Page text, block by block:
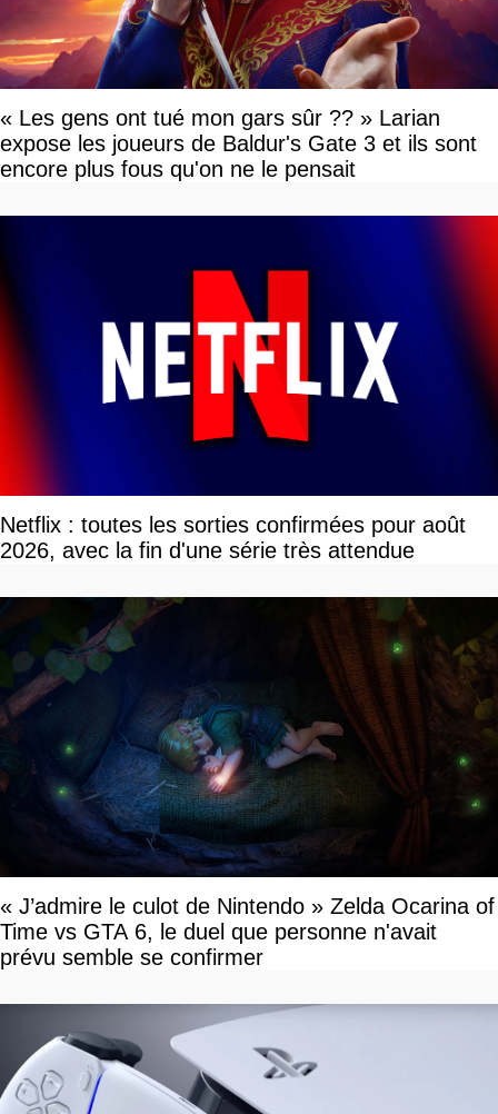
« Les gens ont tué mon gars sûr ?? » Larian
expose les joueurs de Baldur's Gate 3 et ils sont
encore plus fous qu'on ne le pensait
Netflix : toutes les sorties confirmées pour août
2026, avec la fin d'une série très attendue
« J’admire le culot de Nintendo » Zelda Ocarina of
Time vs GTA 6, le duel que personne n'avait
prévu semble se confirmer